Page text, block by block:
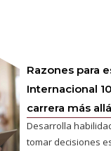
Razones para
Internacional
carrera más allá
Desarrolla
tomar decisiones